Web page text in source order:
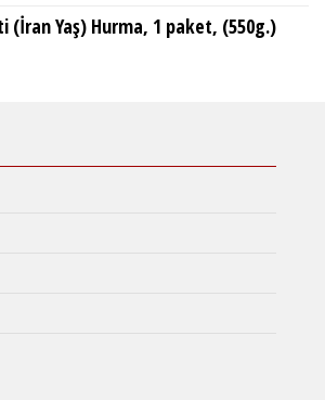
andaki
fiyat:
(İran Yaş) Hurma, 1 paket, (550g.)